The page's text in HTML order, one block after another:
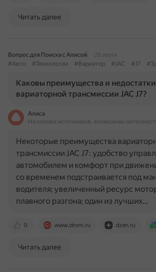
Читать далее
Вопрос для Поиска с Алисой
28 июля
#Авто
#Технологии #Вариатор #JAC #J7
Каковы преимущества и недостатки
вариаторной трансмиссии JAC J7?
Алиса
На основе источников, возможны
0 www.drom.ru dzen.ru
Некоторые преимущества
трансмиссии JAC J7: удобство
автомобилем и комфорт при
со временем подстраивается под
водителя; увеличенный ресурс
плавного разгона; один из лучших…
Читать далее